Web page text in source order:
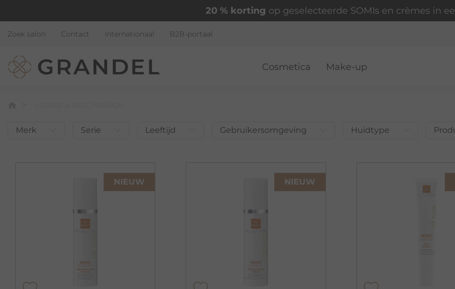
20 % korting op geselecteerde SOMIs en crèmes in
Zoek salon Contact Internationaal B2B-portaal
Cosmetica Make-up
Merk Serie Leeftijd Gebruikersomgeving Huidtype
NIEUW NIEUW